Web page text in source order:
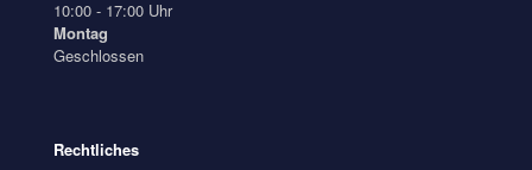
10:00 - 17:00 Uhr
Montag
Geschlossen
Rechtliches